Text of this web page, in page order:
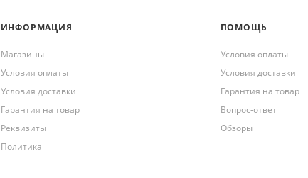
ИНФОРМАЦИЯ
Магазины
Условия оплаты
Условия доставки
Гарантия на товар
Реквизиты
Политика
ПОМОЩЬ
Условия оплаты
Условия доставки
Гарантия на товар
Вопрос-ответ
Обзоры